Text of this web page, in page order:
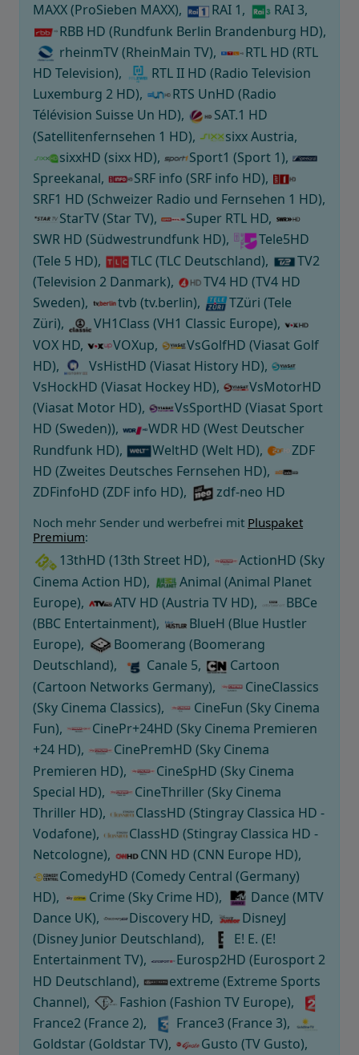
MAXX (ProSieben MAXX),
RAI 1,
RAI 3,
RBB HD (Rundfunk Berlin Brandenburg HD),
rheinmTV (RheinMain TV),
RTL HD (RTL
HD Television),
RTL II HD (Radio Television
Luxemburg 2 HD),
RTS UnHD (Radio
Télévision Suisse Un HD),
SAT.1 HD
(Satellitenfernsehen 1 HD),
sixx Austria,
sixxHD (sixx HD),
Sport1 (Sport 1),
Spreekanal,
SRF info (SRF info HD),
SRF1 HD (Schweizer Radio und Fernsehen 1 HD),
StarTV (Star TV),
Super RTL HD,
SWR HD (Südwestrundfunk HD),
Tele5HD
(Tele 5 HD),
TLC (TLC Deutschland),
TV2
(Television 2 Danmark),
TV4 HD (TV4 HD
Sweden),
tvb (tv.berlin),
TZüri (Tele
Züri),
VH1Class (VH1 Classic Europe),
VOX HD,
VOXup,
VsGolfHD (Viasat Golf
HD),
VsHistHD (Viasat History HD),
VsHockHD (Viasat Hockey HD),
VsMotorHD
(Viasat Motor HD),
VsSportHD (Viasat Sport
HD (Sweden)),
WDR HD (West Deutscher
Rundfunk HD),
WeltHD (Welt HD),
ZDF
HD (Zweites Deutsches Fernsehen HD),
ZDFinfoHD (ZDF info HD),
zdf-neo HD
Noch mehr Sender und werbefrei mit Pluspaket
Premium:
13thHD (13th Street HD),
ActionHD (Sky
Cinema Action HD),
Animal (Animal Planet
Europe),
ATV HD (Austria TV HD),
BBCe
(BBC Entertainment),
BlueH (Blue Hustler
Europe),
Boomerang (Boomerang
Deutschland),
Canale 5,
Cartoon
(Cartoon Networks Germany),
CineClassics
(Sky Cinema Classics),
CineFun (Sky Cinema
Fun),
CinePr+24HD (Sky Cinema Premieren
+24 HD),
CinePremHD (Sky Cinema
Premieren HD),
CineSpHD (Sky Cinema
Special HD),
CineThriller (Sky Cinema
Thriller HD),
ClassHD (Stingray Classica HD -
Vodafone),
ClassHD (Stingray Classica HD -
Netcologne),
CNN HD (CNN Europe HD),
ComedyHD (Comedy Central (Germany)
HD),
Crime (Sky Crime HD),
Dance (MTV
Dance UK),
Discovery HD,
DisneyJ
(Disney Junior Deutschland),
E! E. (E!
Entertainment TV),
Eurosp2HD (Eurosport 2
HD Deutschland),
extreme (Extreme Sports
Channel),
Fashion (Fashion TV Europe),
France2 (France 2),
France3 (France 3),
Goldstar (Goldstar TV),
Gusto (TV Gusto),